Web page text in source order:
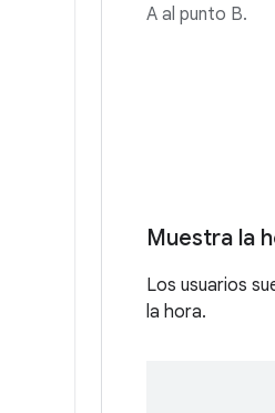
A al punto B.
Muestra la
Los usuarios
la hora.